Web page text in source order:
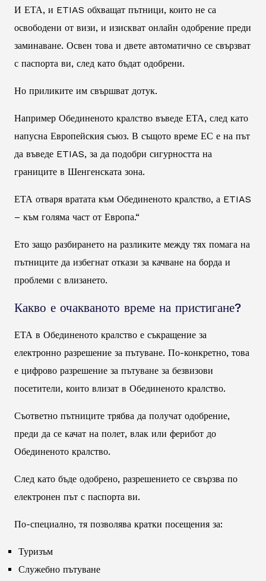
И ЕТА, и ETIAS обхващат пътници, които не са
освободени от визи, и изискват онлайн одобрение преди
заминаване. Освен това и двете автоматично се свързват
с паспорта ви, след като бъдат одобрени.
Но приликите им свършват дотук.
Например Обединеното кралство въведе ЕТА, след като
напусна Европейския съюз. В същото време ЕС е на път
да въведе ETIAS, за да подобри сигурността на
границите в Шенгенската зона.
ЕТА отваря вратата към Обединеното кралство, а ETIAS
– към голяма част от Европа.“
Ето защо разбирането на разликите между тях помага на
пътниците да избегнат откази за качване на борда и
проблеми с влизането.
Какво е очакваното време на пристигане?
ЕТА в Обединеното кралство е съкращение за
електронно разрешение за пътуване. По-конкретно, това
е цифрово разрешение за пътуване за безвизови
посетители, които влизат в Обединеното кралство.
Съответно пътниците трябва да получат одобрение,
преди да се качат на полет, влак или ферибот до
Обединеното кралство.
След като бъде одобрено, разрешението се свързва по
електронен път с паспорта ви.
По-специално, тя позволява кратки посещения за:
Туризъм
Служебно пътуване